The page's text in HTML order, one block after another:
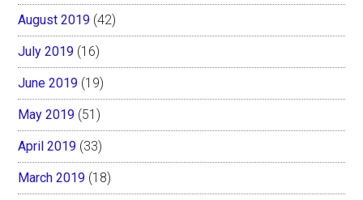
August 2019 (42)
July 2019 (16)
June 2019 (19)
May 2019 (51)
April 2019 (33)
March 2019 (18)